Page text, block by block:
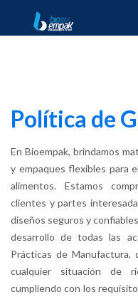
Política de
En Bioempak, brindamos
y empaques flexibles para
alimentos. Estamos
clientes y partes
diseños seguros y
desarrollo de todas las
Prácticas de Manufactura,
cualquier situación de
cumpliendo con los